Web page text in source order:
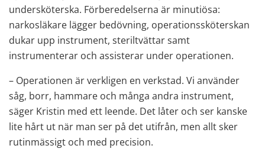
undersköterska. Förberedelserna är minutiösa:
narkosläkare lägger bedövning, operationssköterskan
dukar upp instrument, steriltvättar samt
instrumenterar och assisterar under operationen.
– Operationen är verkligen en verkstad. Vi använder
såg, borr, hammare och många andra instrument,
säger Kristin med ett leende. Det låter och ser kanske
lite hårt ut när man ser på det utifrån, men allt sker
rutinmässigt och med precision.